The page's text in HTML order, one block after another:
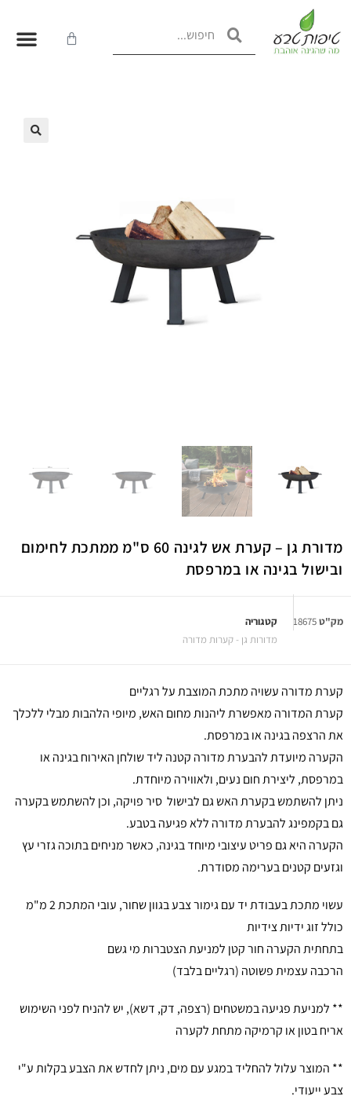
מדורת גן – קערת אש לגינה 60 ס"מ ממתכת לחימום
ובישול בגינה או במרפסת
מק"ט18675
קטגוריה
מדורות גן - קערות מדורה
קערת מדורה עשויה מתכת המוצבת על רגליים
קערת המדורה מאפשרת ליהנות מחום האש, מיופי הלהבות מבלי ללכלך
את הרצפה בגינה או במרפסת.
הקערה מיועדת להבערת מדורה קטנה ליד שולחן האירוח בגינה או
במרפסת, ליצירת חום נעים, ולאווירה מיוחדת.
ניתן להשתמש בקערת האש גם לבישול סיר פויקה, וכן להשתמש בקערה
גם בקמפינג להבערת מדורה ללא פגיעה בטבע.
הקערה היא גם פריט עיצובי מיוחד בגינה, כאשר מניחים בתוכה גזרי עץ
וגזעים קטנים בערימה מסודרת.
עשוי מתכת בעבודת יד עם גימור צבע בגוון שחור, עובי המתכת 2 מ"מ
כולל זוג ידיות צידיות
בתחתית הקערה חור קטן למניעת הצטברות מי גשם
הרכבה עצמית פשוטה (רגליים בלבד)
** למניעת פגיעה במשטחים (רצפה, דק, דשא), יש להניח לפני השימוש
אריח בטון או קרמיקה מתחת לקערה
** המוצר עלול להחליד במגע עם מים, ניתן לחדש את הצבע בקלות ע"י
צבע ייעודי.